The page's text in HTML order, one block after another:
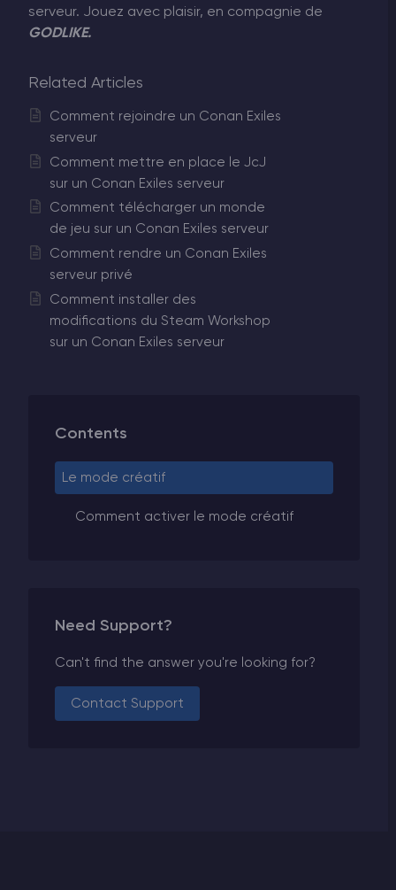
serveur. Jouez avec plaisir, en compagnie de
GODLIKE.
Related Articles
Comment rejoindre un Conan Exiles
serveur
Comment mettre en place le JcJ
sur un Conan Exiles serveur
Comment télécharger un monde
de jeu sur un Conan Exiles serveur
Comment rendre un Conan Exiles
serveur privé
Comment installer des
modifications du Steam Workshop
sur un Conan Exiles serveur
Contents
Le mode créatif
Comment activer le mode créatif
Need Support?
Can't find the answer you're looking for?
Contact Support